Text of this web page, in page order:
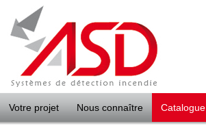
Votre projet Nous connaître Catalogue
Panneau de gestion des cookies